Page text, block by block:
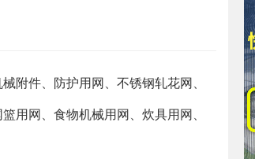
附件、防护用网、不锈钢轧花网、
用网、食物机械用网、炊具用网、